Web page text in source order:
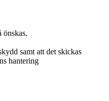
önskas.
samt att det skickas
hantering